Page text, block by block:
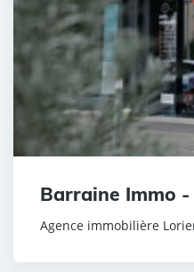
Barraine Immo
Agence immobilière